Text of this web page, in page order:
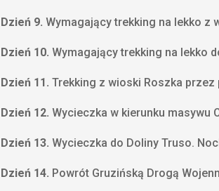
Dzień 9. Wymagający trekking na lekko z
Dzień 10. Wymagający trekking na lekko
Dzień 11. Trekking z wioski Roszka przez
Dzień 12. Wycieczka w kierunku masywu
Dzień 13. Wycieczka do Doliny Truso.
Dzień 14. Powrót Gruzińską Drogą